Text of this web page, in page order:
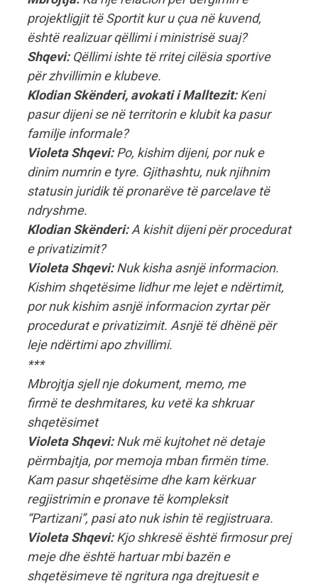
projektligjit të Sportit kur u çua në kuvend,
është realizuar qëllimi i ministrisë suaj?
Shqevi:Qëllimi ishte të rritej cilësia sportive
për zhvillimin e klubeve.
Klodian Skënderi, avokati i Malltezit:Keni
pasur dijeni se në territorin e klubit ka pasur
familje informale?
Violeta Shqevi:Po, kishim dijeni, por nuk e
dinim numrin e tyre. Gjithashtu, nuk njihnim
statusin juridik të pronarëve të parcelave të
ndryshme.
Klodian Skënderi:A kishit dijeni për procedurat
e privatizimit?
Violeta Shqevi:Nuk kisha asnjë informacion.
Kishim shqetësime lidhur me lejet e ndërtimit,
por nuk kishim asnjë informacion zyrtar për
procedurat e privatizimit. Asnjë të dhënë për
leje ndërtimi apo zhvillimi.
***
Mbrojtja sjell nje dokument, memo, me
firmë te deshmitares, ku vetë ka shkruar
shqetësimet
Violeta Shqevi:Nuk më kujtohet në detaje
përmbajtja, por memoja mban firmën time.
Kam pasur shqetësime dhe kam kërkuar
regjistrimin e pronave të kompleksit
“Partizani”, pasi ato nuk ishin të regjistruara.
Violeta Shqevi:Kjo shkresë është firmosur prej
meje dhe është hartuar mbi bazën e
shqetësimeve të ngritura nga drejtuesit e